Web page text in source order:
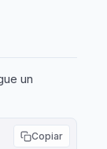
un
Copiar